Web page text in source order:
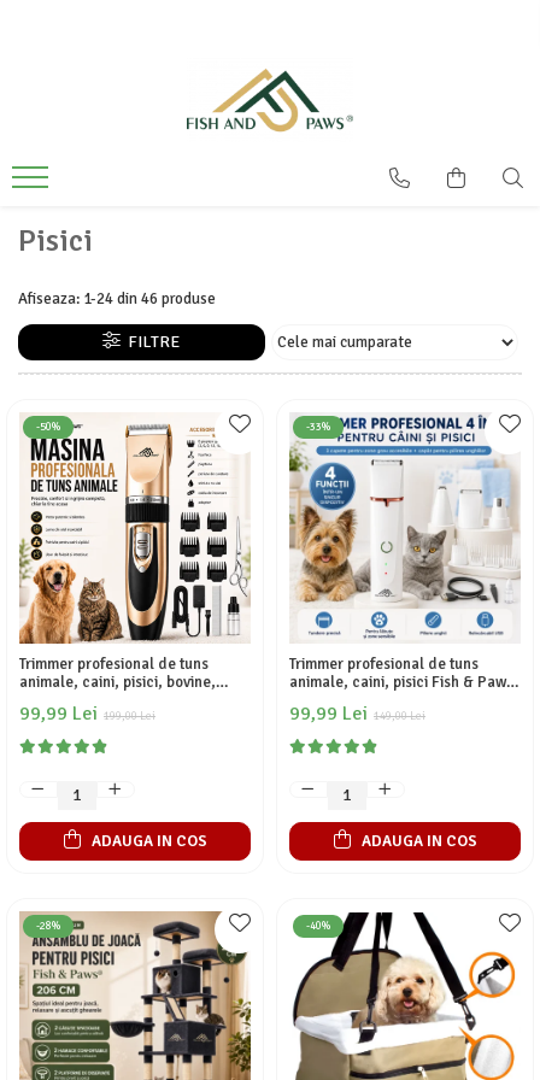
Pisici
Afiseaza: 1-24din46 produse
FILTRE
-50%
Trimmer profesional de tuns
animale, caini, pisici, bovine,
de folosit pentru incepatori, lama
de ceramica, 6 capete plus
accesorii, reincarcabila, Auriu,
199,00 Lei
99,99 Lei
ADAUGA IN COS
-33%
Trimmer profesional de tuns
animale, caini, pisici Fish & Paws,
locurile greu accesibile si un
capat pentru pilirea unghiilor,
15cm x 3.5cm x 3cm, Alb
149,00 Lei
99,99 Lei
ADAUGA IN COS
-28% -40%